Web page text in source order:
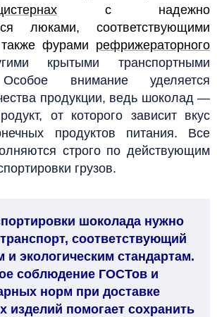
с надежно
люками, соответствующими
фурами рефрижераторного
крытыми транспортными
внимание уделяется
продукции, ведь шоколад —
от которого зависит вкус
продуктов питания. Все
строго по действующим
грузов.
шоколада нужно
соответствующий
и экологическим стандартам.
соблюдение ГОСТов и
норм при доставке
изделий помогает сохранить